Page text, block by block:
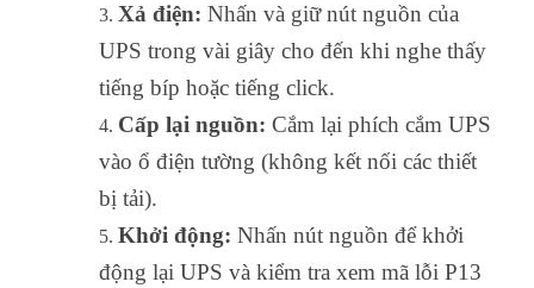
Xả điện: Nhấn và giữ nút nguồn của
UPS trong vài giây cho đến khi nghe thấy
tiếng bíp hoặc tiếng click.
Cấp lại nguồn: Cắm lại phích cắm UPS
vào ổ điện tường (không kết nối các thiết
bị tải).
Khởi động: Nhấn nút nguồn để khởi
động lại UPS và kiểm tra xem mã lỗi P13